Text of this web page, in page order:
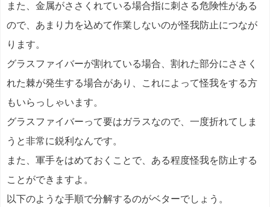
また、金属がささくれている場合指に刺さる危険性がある
ので、あまり力を込めて作業しないのが怪我防止につなが
ります。
グラスファイバーが割れている場合、割れた部分にささく
れた棘が発生する場合があり、これによって怪我をする方
もいらっしゃいます。
グラスファイバーって要はガラスなので、一度折れてしま
うと非常に鋭利なんです。
また、軍手をはめておくことで、ある程度怪我を防止する
ことができますよ。
以下のような手順で分解するのがベターでしょう。